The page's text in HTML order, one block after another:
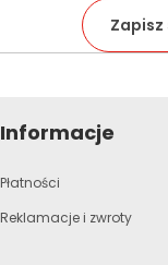
Informacje
Płatności
Reklamacje i zwroty